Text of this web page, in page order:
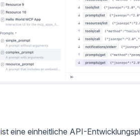
ist eine einheitliche API-